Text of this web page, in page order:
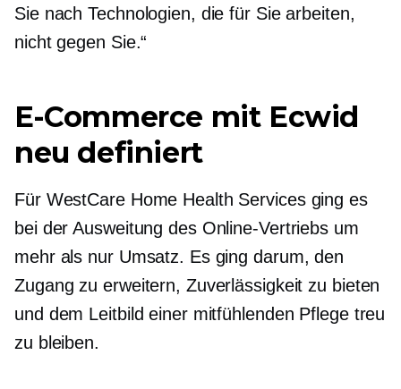
Sie nach Technologien, die für Sie arbeiten,
nicht gegen Sie.“
E-Commerce mit Ecwid
neu definiert
Für WestCare Home Health Services ging es
bei der Ausweitung des Online-Vertriebs um
mehr als nur Umsatz. Es ging darum, den
Zugang zu erweitern, Zuverlässigkeit zu bieten
und dem Leitbild einer mitfühlenden Pflege treu
zu bleiben.